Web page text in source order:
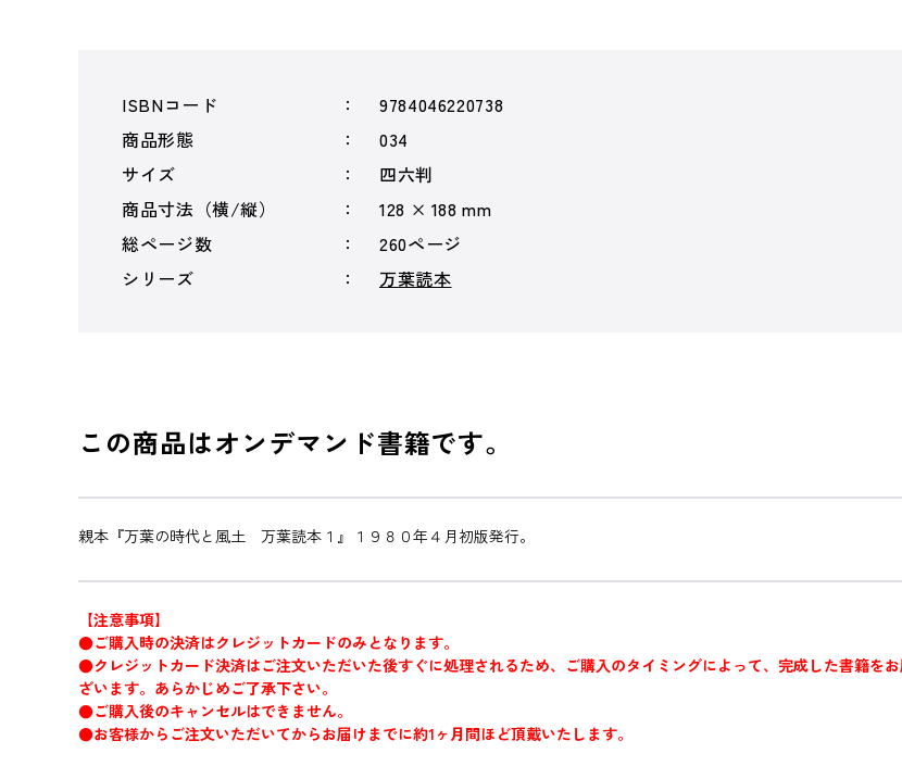
ISBNコード
9784046220738
商品形態
034
サイズ
四六判
商品寸法（横/縦）
128 × 188 mm
総ページ数
260ページ
シリーズ
万葉読本
この商品はオンデマンド書籍です。
親本『万葉の時代と風土 万葉読本１』１９８０年４月初版発行。
【注意事項】
●ご購入時の決済はクレジットカードのみとなります。
●クレジットカード決済はご注文いただいた後すぐに処理されるため、ご購入のタイミングによって、完成した書籍を
ざいます。あらかじめご了承下さい。
●ご購入後のキャンセルはできません。
●お客様からご注文いただいてからお届けまでに約1ヶ月間ほど頂戴いたします。